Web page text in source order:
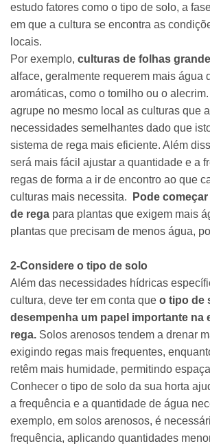
estudo fatores como o tipo de solo, a
em que a cultura se encontra as
locais.
Por exemplo, culturas de folhas
alface, geralmente requerem mais água
aromáticas, como o tomilho ou o
agrupe no mesmo local as culturas que
necessidades semelhantes dado que
sistema de rega mais eficiente. Além
será mais fácil ajustar a quantidade e a
regas de forma a ir de encontro ao que
culturas mais necessita.
Pode
de rega para plantas que exigem mais
plantas que precisam de menos água,
2-Considere o tipo de solo
Além das necessidades hídricas
cultura, deve ter em conta que o tipo de
desempenha um papel importante na
rega. Solos arenosos tendem a drenar
exigindo regas mais frequentes,
retêm mais humidade, permitindo
Conhecer o tipo de solo da sua horta
a frequência e a quantidade de água
exemplo, em solos arenosos, é
frequência, aplicando quantidades